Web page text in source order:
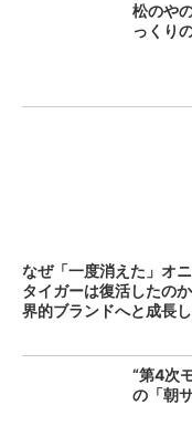
松のや
っくり
なぜ「一度消えた」オ
タイガーは復活したの
界的ブランドへと成長
“第4次
の「朝